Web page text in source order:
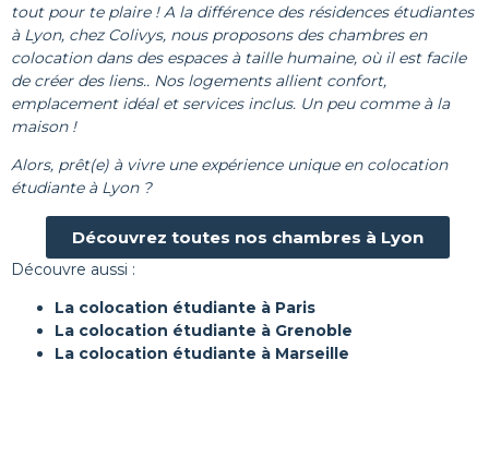
tout pour te plaire ! A la différence des résidences étudiantes
à Lyon, chez Colivys, nous proposons des chambres en
colocation dans des espaces à taille humaine, où il est facile
de créer des liens.. Nos logements allient confort,
emplacement idéal et services inclus. Un peu comme à la
maison !
Alors, prêt(e) à vivre une expérience unique en colocation
étudiante à Lyon ?
Découvrez toutes nos chambres à Lyon
Découvre aussi :
La colocation étudiante à Paris
La colocation étudiante à Grenoble
La colocation étudiante à Marseille